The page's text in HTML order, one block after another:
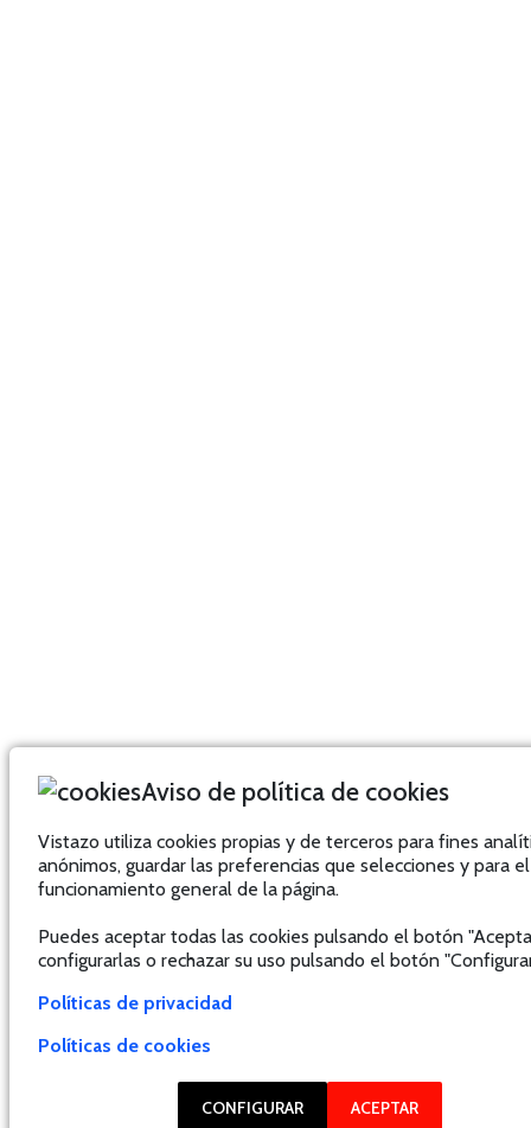
Aviso de política de cookies
Vistazo utiliza cookies propias y de terceros para fines
anónimos, guardar las preferencias que selecciones y para el
funcionamiento general de la página.
Puedes aceptar todas las cookies pulsando el botón
configurarlas o rechazar su uso pulsando el botón
Políticas de privacidad
Políticas de cookies
CONFIGURAR ACEPTAR